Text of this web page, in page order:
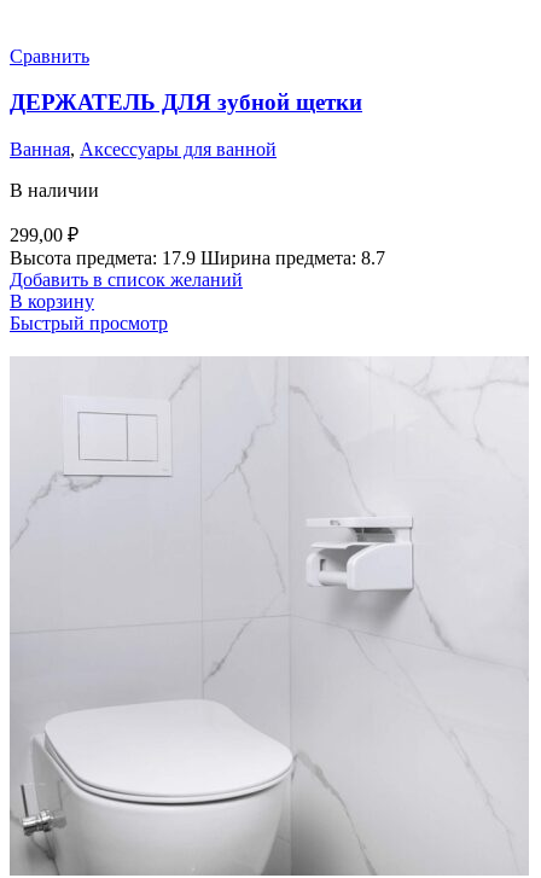
Сравнить
ДЕРЖАТЕЛЬ ДЛЯ зубной щетки
Ванная, Аксессуары для ванной
В наличии
299,00 ₽
Высота предмета: 17.9 Ширина предмета: 8.7
Добавить в список желаний
В корзину
Быстрый просмотр